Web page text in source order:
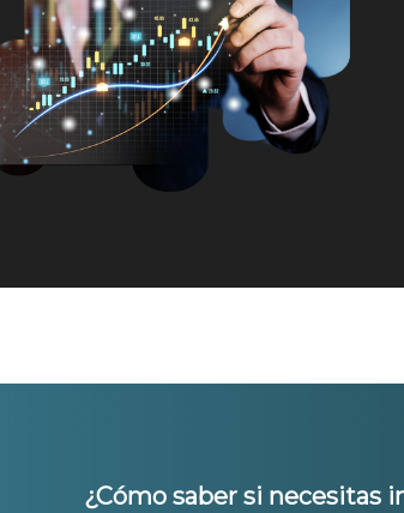
¿Cómo saber si necesitas